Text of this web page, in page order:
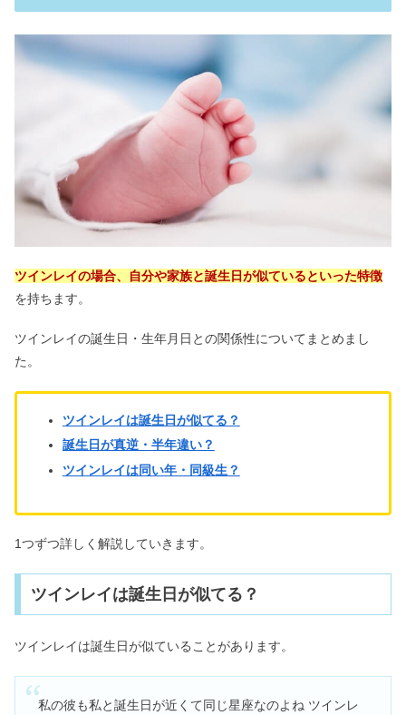
【木星人プラス】大殺界の過ごし方
は？性格悪い＆大器晩成？
ツインレイの身長差＆年の差｜共通点
が多い・運命数が同じ？
ぜ？覚えてはいけないって本当？
【当たる】タロット占い8選｜恋愛・
観葉植物で運気上がった＆下がる体験
談まとめ【スピリチュアル】
ラリマーが必要な人｜効果がすごい？
御朱印がひどい？危険＆やってはいけ
ない事｜怒られる神社も？
ツインレイとは？特徴・確認方法｜公
にしてはいけないの？
ツインレイの場合、自分や家族と誕生日が似ているといった特徴
を持ちます。
ツインレイの誕生日・生年月日との関係性についてまとめまし
た。
ツインレイは誕生日が似てる？
誕生日が真逆・半年違い？
ツインレイは同い年・同級生？
1つずつ詳しく解説していきます。
ツインレイは誕生日が似てる？
ツインレイは誕生日が似ていることがあります。
私の彼も私と誕生日が近くて同じ星座なのよね ツインレ